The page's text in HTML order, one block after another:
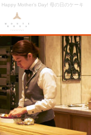
Happy Mother’s Day! 母の日のケーキ
ABOUT MONTE ROSAモン
MENUメニュー
ORIGINAL ORDER オリジナ
GALLERY ギャラリー